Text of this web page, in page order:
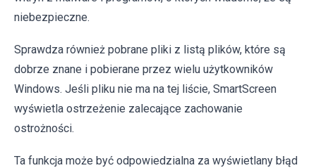
niebezpieczne.
Sprawdza również pobrane pliki z listą plików, które są
dobrze znane i pobierane przez wielu użytkowników
Windows. Jeśli pliku nie ma na tej liście, SmartScreen
wyświetla ostrzeżenie zalecające zachowanie
ostrożności.
Ta funkcja może być odpowiedzialna za wyświetlany błąd